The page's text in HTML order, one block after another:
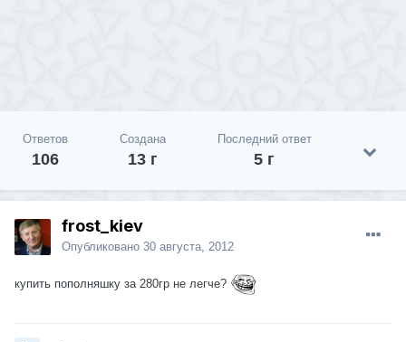
Ответов
106
Создана
13 г
Последний ответ
5 г
frost_kiev
Опубликовано 30 августа, 2012
купить пополняшку за 280гр не легче?